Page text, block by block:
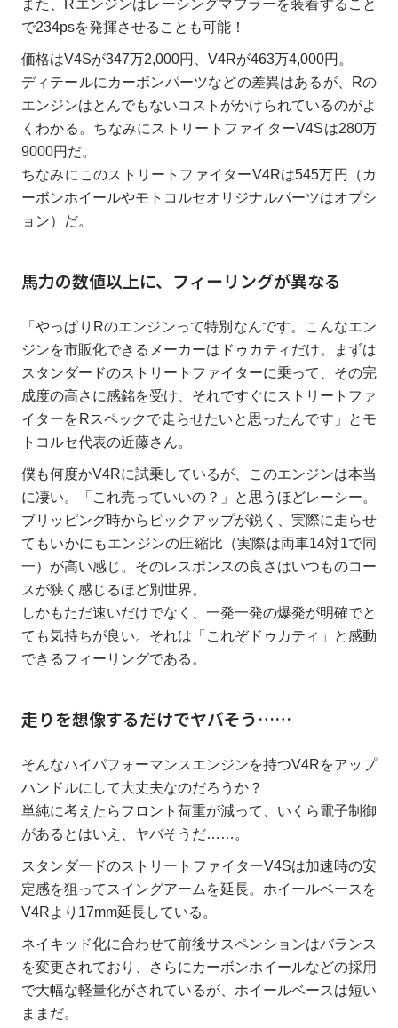
また、Rエンジンはレーシングマフラーを装着すること
で234psを発揮させることも可能！
価格はV4Sが347万2,000円、V4Rが463万4,000円。
ディテールにカーボンパーツなどの差異はあるが、Rの
エンジンはとんでもないコストがかけられているのがよ
くわかる。ちなみにストリートファイターV4Sは280万
9000円だ。
ちなみにこのストリートファイターV4Rは545万円（カ
ーボンホイールやモトコルセオリジナルパーツはオプシ
ョン）だ。
馬力の数値以上に、フィーリングが異なる
「やっぱりRのエンジンって特別なんです。こんなエン
ジンを市販化できるメーカーはドゥカティだけ。まずは
スタンダードのストリートファイターに乗って、その完
成度の高さに感銘を受け、それですぐにストリートファ
イターをRスペックで走らせたいと思ったんです」とモ
トコルセ代表の近藤さん。
僕も何度かV4Rに試乗しているが、このエンジンは本当
に凄い。「これ売っていいの？」と思うほどレーシー。
ブリッピング時からピックアップが鋭く、実際に走らせ
てもいかにもエンジンの圧縮比（実際は両車14対1で同
一）が高い感じ。そのレスポンスの良さはいつものコー
スが狭く感じるほど別世界。
しかもただ速いだけでなく、一発一発の爆発が明確でと
ても気持ちが良い。それは「これぞドゥカティ」と感動
できるフィーリングである。
走りを想像するだけでヤバそう……
そんなハイパフォーマンスエンジンを持つV4Rをアップ
ハンドルにして大丈夫なのだろうか？
単純に考えたらフロント荷重が減って、いくら電子制御
があるとはいえ、ヤバそうだ……。
スタンダードのストリートファイターV4Sは加速時の安
定感を狙ってスイングアームを延長。ホイールベースを
V4Rより17mm延長している。
ネイキッド化に合わせて前後サスペンションはバランス
を変更されており、さらにカーボンホイールなどの採用
で大幅な軽量化がされているが、ホイールベースは短い
ままだ。